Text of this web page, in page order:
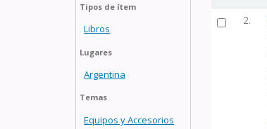
Tipos de ítem
Libros
Lugares
Argentina
Temas
Equipos y Accesorios
2.